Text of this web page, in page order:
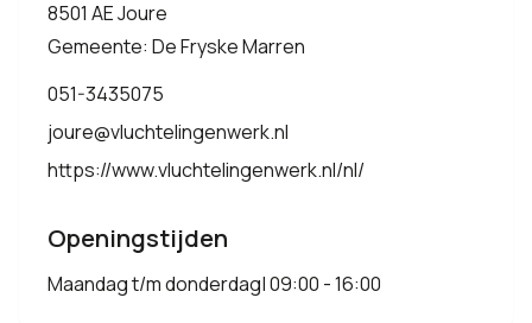
8501 AE Joure
Gemeente: De Fryske Marren
051-3435075
joure@vluchtelingenwerk.nl
https://www.vluchtelingenwerk.nl/nl/
Openingstijden
Maandag t/m donderdag| 09:00 - 16:00